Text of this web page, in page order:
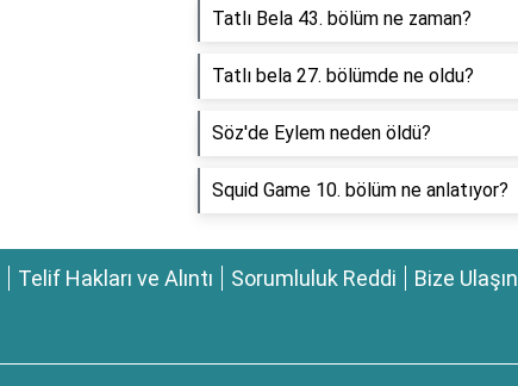
Tatlı Bela 43. bölüm ne zaman?
Tatlı bela 27. bölümde ne oldu?
Söz'de Eylem neden öldü?
Squid Game 10. bölüm ne anlatıyor?
Telif Hakları ve Alıntı Sorumluluk Reddi Bize Ulaşın